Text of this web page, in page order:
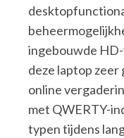
ingebouwde
deze laptop
online
met QWERTY-
typen tijdens